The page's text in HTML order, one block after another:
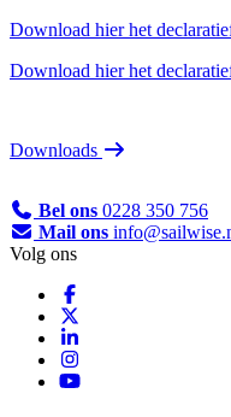
Download hier het
Download hier het
Downloads
Bel ons 0228 350 756
Mail ons
Volg ons